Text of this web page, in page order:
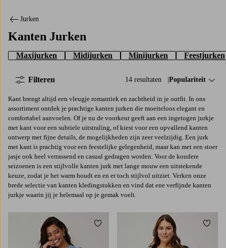
Jurken
Kanten Jurken
Maxijurken Midijurken Minijurken Feestjurken
14 resultaten Sorteer op:
Populariteit
Filteren
Kant brengt altijd een vleugje romantiek en zachtheid in je outfit. In ons
assortiment ontdek je prachtige kanten jurken die moeiteloos elegant en
comfortabel aanvoelen. Of je nu de voorkeur geeft aan een ingetogen jurkje
met kant voor een subtiele uitstraling, of kiest voor een opvallend kanten
ontwerp met fijne details, de mogelijkheden zijn zeer veelzijdig. Een jurk
met kant is prachtig voor een feestelijke gelegenheid, maar kan met een stoer
jasje ook heel verrassend en casual gedragen worden. Voor de koudere
seizoenen is een stijlvolle kanten jurk met lange mouw een uitstekende
keuze, zodat je het warm houdt en en er toch stijlvol uitziet. Verken onze
brede selectie van kanten kledingstukken en vind dat ene verfijnde kanten
jurkje waarin jij je helemaal op je gemak voelt.
Toevoegen aan favorieten
3XL4XL